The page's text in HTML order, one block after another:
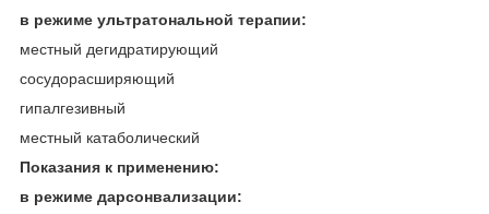
в режиме ультратональной терапии:
местный дегидратирующий
сосудорасширяющий
гипалгезивный
местный катаболический
Показания к применению:
в режиме дарсонвализации: